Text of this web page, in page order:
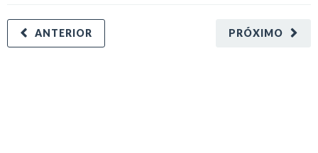
PRÓXIMO
ANTERIOR